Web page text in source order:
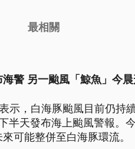
最相關
警 另一颱風「鯨魚」今
示，白海豚颱風目前仍持
半天發布海上颱風警報。
可能整併至白海豚環流。